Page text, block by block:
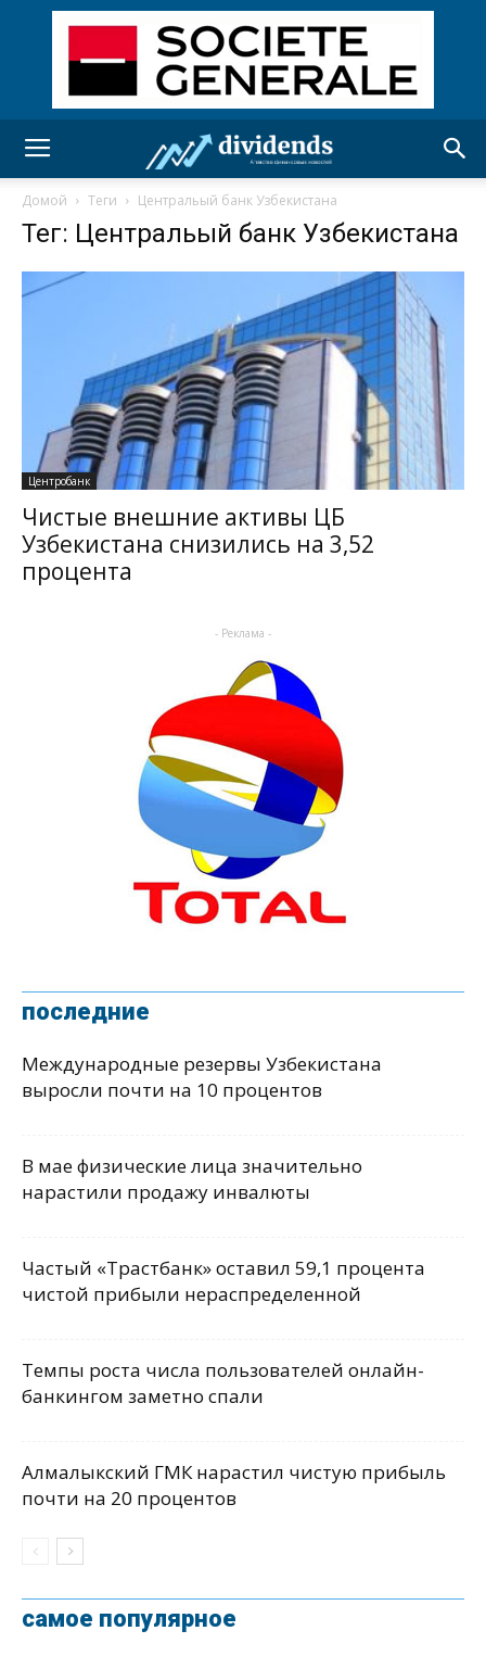
Домой Теги Центральый банк Узбекистана
Тег: Центральый банк Узбекистана
Центробанк
Чистые внешние активы ЦБ
Узбекистана снизились на 3,52
процента
- Реклама -
последние
Международные резервы Узбекистана
выросли почти на 10 процентов
В мае физические лица значительно
нарастили продажу инвалюты
Частый «Трастбанк» оставил 59,1 процента
чистой прибыли нераспределенной
Темпы роста числа пользователей онлайн-
банкингом заметно спали
Алмалыкский ГМК нарастил чистую прибыль
почти на 20 процентов
самое популярное